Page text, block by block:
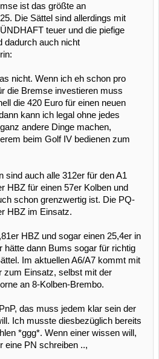
ist das größte an
Die Sättel sind allerdings mit
teuer und die piefige
dadurch auch nicht
nicht. Wenn ich eh schon pro
die Bremse investieren muss
die 420 Euro für einen neuen
kann ich legal ohne jedes
andere Dinge machen,
beim Golf IV bedienen zum
sind auch alle 312er für den A1
HBZ für einen 57er Kolben und
schon grenzwertig ist. Die PQ-
HBZ im Einsatz.
HBZ und sogar einen 25,4er in
hätte dann Bums sogar für richtig
Im aktuellen A6/A7 kommt mit
zum Einsatz, selbst mit der
an 8-Kolben-Brembo.
das muss jedem klar sein der
Ich musste diesbezüglich bereits
*ggg*. Wenn einer wissen will,
eine PN schreiben ..,